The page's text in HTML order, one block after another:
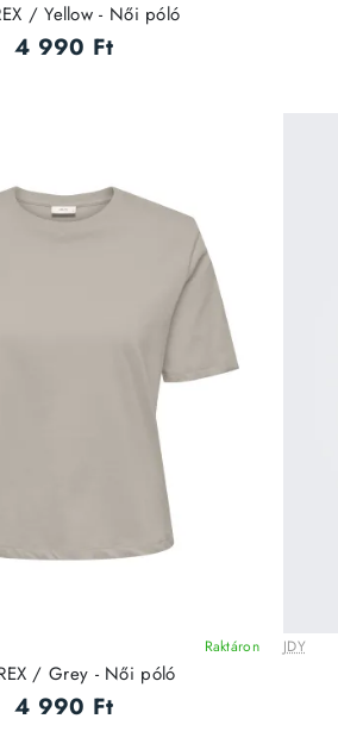
/ Yellow - Női póló
4 990 Ft
Raktáron
/ Grey - Női póló
4 990 Ft
JDY